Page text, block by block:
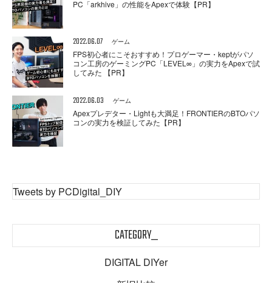
PC「arkhive」の性能をApexで体験【PR】
2022.06.07 ゲーム
FPS初心者にこそおすすめ！プロゲーマー・keptがパソ
コン工房のゲーミングPC「LEVEL∞」の実力をApexで試
してみた 【PR】
2022.06.03 ゲーム
Apexプレデター・Lightも大満足！FRONTIERのBTOパソ
コンの実力を検証してみた【PR】
Tweets by PCDigital_DIY
CATEGORY_
DIGITAL DIYer